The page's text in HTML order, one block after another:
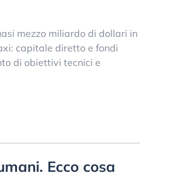
mezzo miliardo di dollari in
capitale diretto e fondi
di obiettivi tecnici e
Ecco cosa